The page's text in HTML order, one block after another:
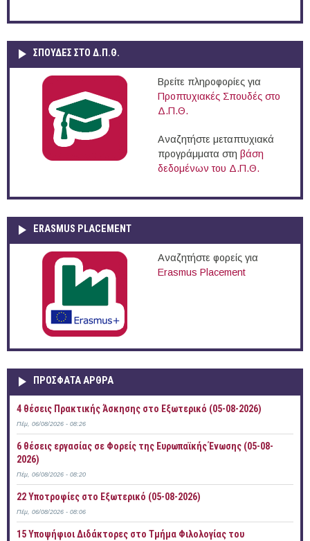
ΣΠΟΥΔΈΣ ΣΤΟ Δ.Π.Θ.
Βρείτε πληροφορίες για
Προπτυχιακές Σπουδές στο
Δ.Π.Θ.
Αναζητήστε μεταπτυχιακά
προγράμματα στη βάση
δεδομένων του Δ.Π.Θ.
ERASMUS PLACEMENT
Αναζητήστε φορείς για
Erasmus Placement
ΠΡOΣΦΑΤΑ AΡΘΡΑ
4 θέσεις Πρακτικής Άσκησης στο Εξωτερικό (05-08-2026)
Πέμ, 06/08/2026 - 08:26
6 θέσεις εργασίας σε Φορείς της Ευρωπαϊκής Ένωσης (05-08-
2026)
Πέμ, 06/08/2026 - 08:20
22 Υποτροφίες στο Εξωτερικό (05-08-2026)
Πέμ, 06/08/2026 - 08:06
15 Υποψήφιοι Διδάκτορες στο Τμήμα Φιλολογίας του